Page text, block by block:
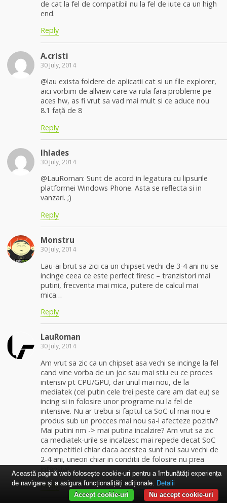
de cat la fel de compatibil nu la fel de iute ca un high
end.
Reply
A.cristi
30 July, 2014
@lau exista foldere de aplicatii cat si un file explorer,
aici vorbim de allview care va rula fara probleme pe
aces hw, as fi vrut sa vad mai mult si ce aduce nou
8.1 față de 8
Reply
Ihlades
30 July, 2014
@LauRoman: Sunt de acord in legatura cu lipsurile
platformei Windows Phone. Asta se reflecta si in
vanzari. ;)
Reply
Monstru
30 July, 2014
Lau-ai brut sa zici ca un chipset vechi de 3-4 ani nu se
incinge ceea ce este perfect firesc – tranzistori mai
putini, frecventa mai mica, putere de calcul mai
mica…
Reply
LauRoman
30 July, 2014
Am vrut sa zic ca un chipset asa vechi se incinge la fel
cand vine vorba de un joc sau mai stiu eu ce proces
intensiv pt CPU/GPU, dar unul mai nou, de la
mediatek (cel putin cele trei peste care am dat eu) se
incing si in folosire unor programe nu la fel de
intensive. Nu ar trebui si faptul ca SoC-ul mai nou e
produs sub un procces mai nou sa-l afecteze pozitiv?
Mai putini nm -> mai putina incalzire? Am vrut sa zic
ca mediatek-urile se incalzesc mai repede decat SoC
ccompetitiei chiar daca acestea sunt noi sau vechi de
2-4 ani, uneori chiar in conditii de folosire nu prea
intensive.
Reply
Această pagină web folosește cookie-uri pentru a îmbunătăți experiența
de navigare și a asigura funcționalițăți adiționale. Detalii
Nu accept cookie-uri
Accept cookie-uri